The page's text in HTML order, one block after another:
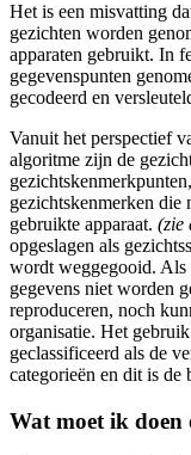
Het is een misvatting
gezichten worden
apparaten gebruikt. In
gegevenspunten
gecodeerd en
Vanuit het perspectief
algoritme zijn de
gezichtskenmerken
gebruikte apparaat. (zie
opgeslagen als
wordt weggegooid. Als
gegevens niet worden
reproduceren, noch
organisatie. Het
geclassificeerd als de
categorieën en dit is
Wat moet ik